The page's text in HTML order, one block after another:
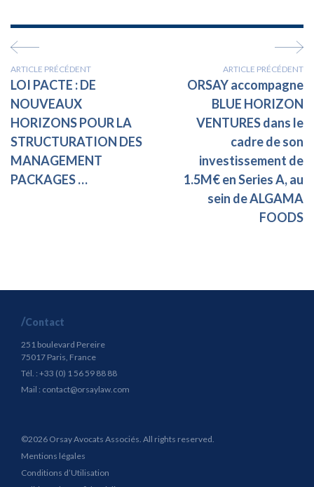
ARTICLE PRÉCÉDENT
LOI PACTE : DE
NOUVEAUX
HORIZONS POUR LA
STRUCTURATION DES
MANAGEMENT
PACKAGES …
ARTICLE PRÉCÉDENT
ORSAY accompagne
BLUE HORIZON
VENTURES dans le
cadre de son
investissement de
1.5M€ en Series A, au
sein de ALGAMA
FOODS
Contact
251 boulevard Pereire
75017 Paris, France
Tél. : +33 (0) 1 56 59 88 88
Mail : contact@orsaylaw.com
©2026 Orsay Avocats Associés. All rights reserved.
Mentions légales
Conditions d’Utilisation